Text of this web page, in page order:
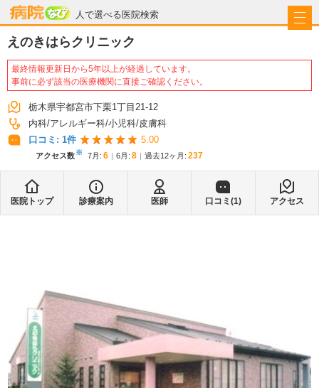
人で選べる医院検索
病院なび
えのきはらクリニック
最終情報更新日から5年以上が経過しています。
事前に必ず該当の医療機関に直接ご確認ください。
栃木県宇都宮市下栗1丁目21-12
内科 アレルギー科 小児科 皮膚科
口コミ: 1件 5.00
アクセス数※ 7月 : 6 6月 : 8 過去12ヶ月: 237
医院トップ 診療案内 医師 口コミ(1) アクセス